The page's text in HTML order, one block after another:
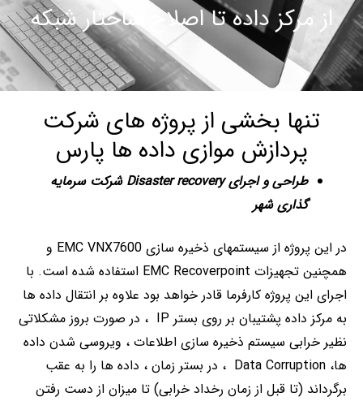
از مرکز داده تا اصلاح ساختار شبکه
تنها بخشی از پروژه های شرکت
پردازش موازی داده ها پارس
طراحی و اجرایDisaster recovery شرکت سرمایه
گذاری شهر
در این پروژه از سیستمهای ذخیره سازی EMC VNX7600 و
همچنین تجهیزات EMC Recoverpoint استفاده شده است. با
اجرای این پروژه کارفرما قادر خواهد بود علاوه بر انتقال داده ها
به مرکز داده پشتیبان بر روی بستر IP ، در صورت بروز مشکلاتی
نظیر خرابی سیستم ذخیره سازی اطلاعات ، ویروسی شدن داده
ها، Data Corruption ، در بستر زمان ، داده ها را به عقب
برگرداند (تا قبل از زمان رخداد خرابی) تا میزان از دست رفتن